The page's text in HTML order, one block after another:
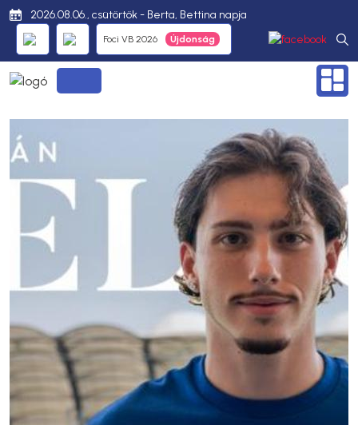
2026.08.06., csütörtök - Berta, Bettina napja
Foci VB 2026